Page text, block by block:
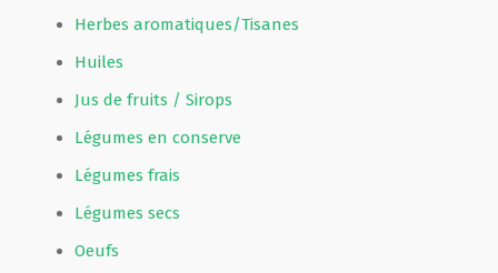
Herbes aromatiques/Tisanes
Huiles
Jus de fruits / Sirops
Légumes en conserve
Légumes frais
Légumes secs
Oeufs